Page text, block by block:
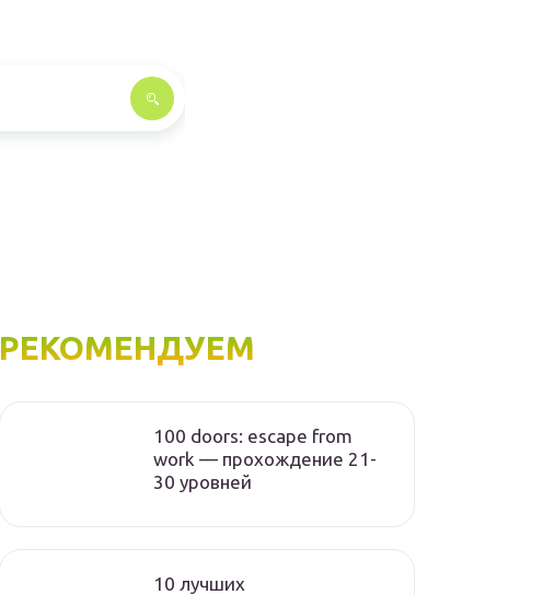
РЕКОМЕНДУЕМ
100 doors: escape from
work — прохождение 21-
30 уровней
10 лучших